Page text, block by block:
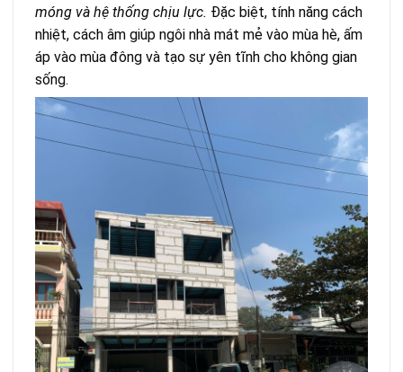
móng và hệ thống chịu lực. Đặc biệt, tính năng cách
nhiệt, cách âm giúp ngôi nhà mát mẻ vào mùa hè, ấm
áp vào mùa đông và tạo sự yên tĩnh cho không gian
sống.